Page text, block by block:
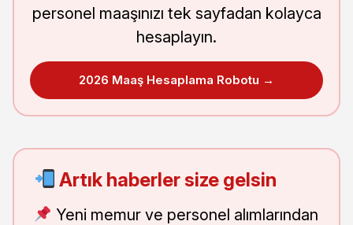
personel maaşınızı tek sayfadan kolayca
hesaplayın.
2026 Maaş Hesaplama Robotu →
Artık haberler size gelsin
Yeni memur ve personel alımlarından